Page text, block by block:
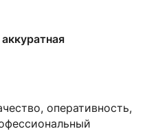
оперативность,